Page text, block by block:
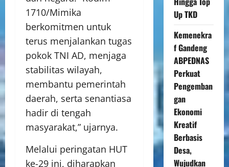
1710/Mimika
berkomitmen untuk
terus menjalankan tugas
pokok TNI AD, menjaga
stabilitas wilayah,
membantu pemerintah
daerah, serta senantiasa
hadir di tengah
masyarakat,” ujarnya.
Melalui peringatan HUT
ke-29 ini, diharapkan
Up TKD
Kemenekra
f Gandeng
ABPEDNAS
Perkuat
Pengemban
gan
Ekonomi
Kreatif
Berbasis
Desa,
Wujudkan